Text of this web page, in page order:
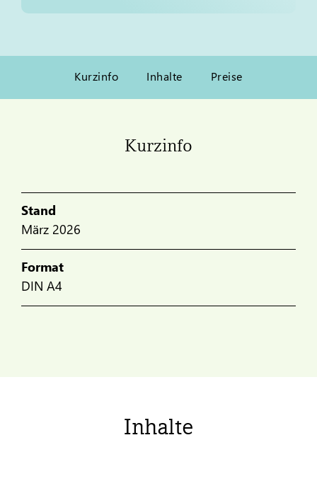
Kurzinfo Inhalte Preise
Kurzinfo
Stand
März 2026
Format
DIN A4
Inhalte